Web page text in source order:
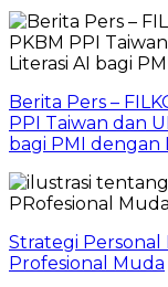
Berita Pers –
PPI Taiwan dan
bagi PMI dengan
Strategi
Profesional Muda